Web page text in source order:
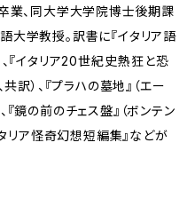
業、同大学大学院博士後期課
大学教授。訳書に『イタリア語
『イタリア20世紀史――熱狂と恐
訳）、『プラハの墓地』（エー
鏡の前のチェス盤』（ボンテン
タリア怪奇幻想短編集』などが